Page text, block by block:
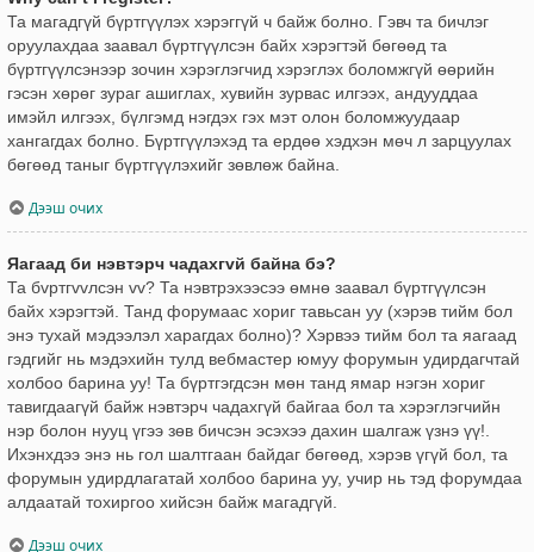
Та магадгүй бүртгүүлэх хэрэггүй ч байж болно. Гэвч та бичлэг
оруулахдаа заавал бүртгүүлсэн байх хэрэгтэй бөгөөд та
бүртгүүлсэнээр зочин хэрэглэгчид хэрэглэх боломжгүй өөрийн
гэсэн хөрөг зураг ашиглах, хувийн зурвас илгээх, андууддаа
имэйл илгээх, бүлгэмд нэгдэх гэх мэт олон боломжуудаар
хангагдах болно. Бүртгүүлэхэд та ердөө хэдхэн мөч л зарцуулах
бөгөөд таныг бүртгүүлэхийг зөвлөж байна.
Дээш очих
Яагаад би нэвтэрч чадахгvй байна бэ?
Та бvртгvvлсэн vv? Та нэвтрэхээсээ өмнө заавал бүртгүүлсэн
байх хэрэгтэй. Танд форумаас хориг тавьсан уу (хэрэв тийм бол
энэ тухай мэдээлэл харагдах болно)? Хэрвээ тийм бол та яагаад
гэдгийг нь мэдэхийн тулд вебмастер юмуу форумын удирдагчтай
холбоо барина уу! Та бүртгэгдсэн мөн танд ямар нэгэн хориг
тавигдаагүй байж нэвтэрч чадахгүй байгаа бол та хэрэглэгчийн
нэр болон нууц үгээ зөв бичсэн эсэхээ дахин шалгаж үзнэ үү!.
Ихэнхдээ энэ нь гол шалтгаан байдаг бөгөөд, хэрэв үгүй бол, та
форумын удирдлагатай холбоо барина уу, учир нь тэд форумдаа
алдаатай тохиргоо хийсэн байж магадгүй.
Дээш очих